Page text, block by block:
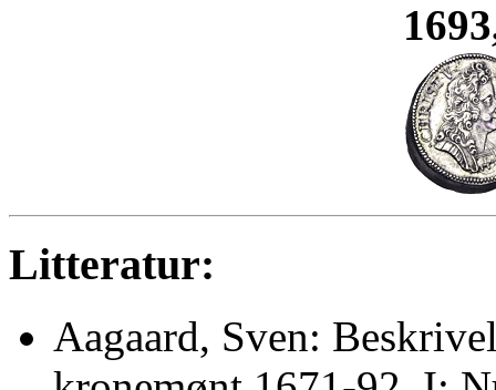
Litteratur:
Aagaard, Sven: